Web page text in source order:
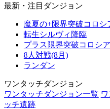
最新・注目ダンジョン
魔夏の+限界突破コロシ
転生シルヴィ降臨
プラス限界突破コロシ
8人対戦(8月)
ランダン
ワンタッチダンジョン
ワンタッチダンジョン一覧
ッチ遺跡